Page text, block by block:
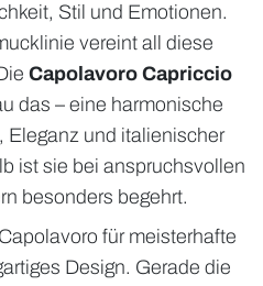
UNS
Stil und Emotionen.
vereint all diese
Capolavoro Capriccio
das – eine harmonische
Eleganz und italienischer
ist sie bei anspruchsvollen
besonders begehrt.
für meisterhafte
Design. Gerade die